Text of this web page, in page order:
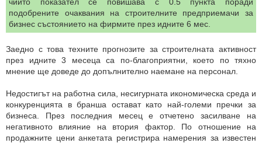
подобрените очаквания на строителните предприемачи за
бизнес състоянието на фирмите през идните 6 мес.
Заедно с това техните прогнозите за строителната активност
през идните 3 месеца са по-благоприятни, което по тяхно
мнение ще доведе до допълнително наемане на персонал.
Недостигът на работна сила, несигурната икономическа среда и
конкуренцията в бранша остават като най-големи пречки за
бизнеса. През последния месец е отчетено засилване на
негативното влияние на втория фактор. По отношение на
продажните цени анкетата регистрира намерения за известен